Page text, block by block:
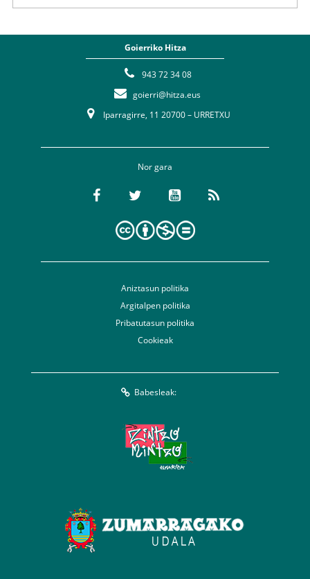
Goierriko Hitza
943 72 34 08
goierri@hitza.eus
Iparragirre, 11 20700 – URRETXU
Nor gara
Aniztasun politika
Argitalpen politika
Pribatutasun politika
Cookieak
Babesleak: